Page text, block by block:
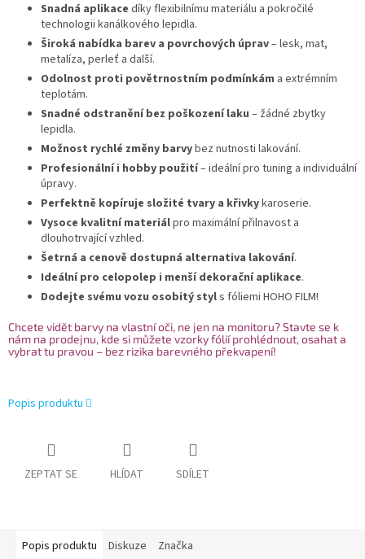
Snadná aplikace díky flexibilnímu materiálu a pokročilé
technologii kanálkového lepidla.
Široká nabídka barev a povrchových úprav– lesk, mat,
metalíza, perleť a další.
Odolnost proti povětrnostním podmínkám a extrémním
teplotám.
Snadné odstranění bez poškození laku – žádné zbytky
lepidla.
Možnost rychlé změny barvybez nutnosti lakování.
Profesionální i hobby použití– ideální pro tuning a individuální
úpravy.
Perfektně kopíruje složité tvary a křivkykaroserie.
Vysoce kvalitní materiálpro maximální přilnavost a
dlouhotrvající vzhled.
Šetrná a cenově dostupná alternativa lakování.
Ideální pro celopolep i menší dekorační aplikace.
Dodejte svému vozu osobitý styls fóliemi HOHO FILM!
Chcete vidět barvy na vlastní oči, ne jen na monitoru? Stavte se k
nám na prodejnu, kde si můžete vzorky fólií prohlédnout, osahat a
vybrat tu pravou – bez rizika barevného překvapení!
Popis produktu
ZEPTAT SE HLÍDAT SDÍLET
Popis produktu Diskuze Značka